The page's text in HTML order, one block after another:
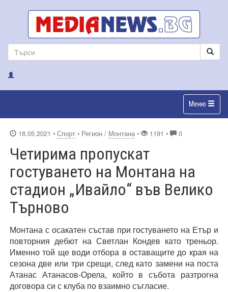
Меню
18.05.2021 • Спорт • Регион / Монтана • 1191 • 0
Четирима пропускат
гостуването на Монтана на
стадион „Ивайло“ във Велико
Търново
Монтана с осакатен състав при гостуването на Етър и
повторния дебют на Светлан Кондев като треньор.
Именно той ще води отбора в оставащите до края на
сезона две или три срещи, след като замени на поста
Атанас Атанасов-Орела, който в събота разтрогна
договора си с клуба по взаимно съгласие.